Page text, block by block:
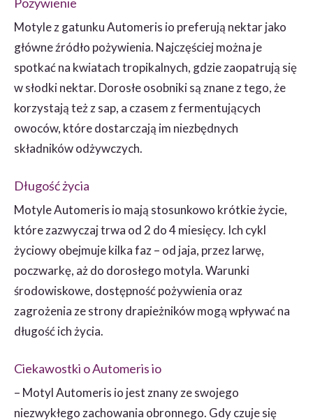
Pożywienie
Motyle z gatunku Automeris io preferują nektar jako
główne źródło pożywienia. Najczęściej można je
spotkać na kwiatach tropikalnych, gdzie zaopatrują się
w słodki nektar. Dorosłe osobniki są znane z tego, że
korzystają też z sap, a czasem z fermentujących
owoców, które dostarczają im niezbędnych
składników odżywczych.
Długość życia
Motyle Automeris io mają stosunkowo krótkie życie,
które zazwyczaj trwa od 2 do 4 miesięcy. Ich cykl
życiowy obejmuje kilka faz – od jaja, przez larwę,
poczwarkę, aż do dorosłego motyla. Warunki
środowiskowe, dostępność pożywienia oraz
zagrożenia ze strony drapieżników mogą wpływać na
długość ich życia.
Ciekawostki o Automeris io
– Motyl Automeris io jest znany ze swojego
niezwykłego zachowania obronnego. Gdy czuje się